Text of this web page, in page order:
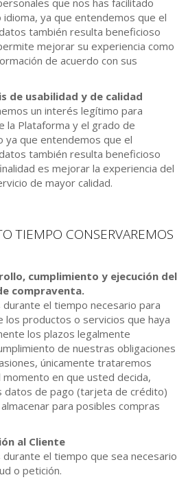
que nos has facilitado
ya que entendemos que el
también resulta beneficioso
mejorar su experiencia como
de acuerdo con sus
de usabilidad y de calidad
un interés legítimo para
la Plataforma y el grado de
ya que entendemos que el
también resulta beneficioso
es mejorar la experiencia del
de mayor calidad.
TIEMPO CONSERVAREMOS
cumplimiento y ejecución del
compraventa.
el tiempo necesario para
los productos o servicios que haya
los plazos legalmente
de nuestras obligaciones
únicamente trataremos
en que usted decida,
datos de pago (tarjeta de crédito)
para posibles compras
al Cliente
el tiempo que sea necesario
o petición.